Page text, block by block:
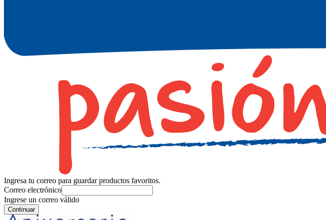
Ingresa tu correo para guardar productos favoritos.
Correo electrónico
Ingrese un correo válido
Continuar